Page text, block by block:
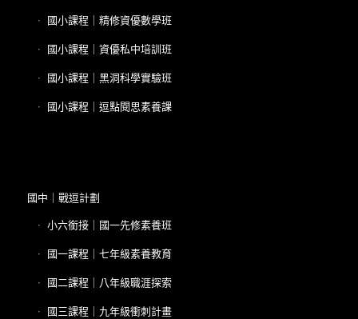
國小課程｜精修資優數學班
國小課程｜資優私中培訓班
國小課程｜黑洞科學實驗班
國小課程｜逗點閱思素養課
國中｜戰逗計劃
小六銜接｜國一先修素養班
國一課程｜七年級素養教育
國二課程｜八年級職涯探索
國三課程｜九年級衝刺計畫